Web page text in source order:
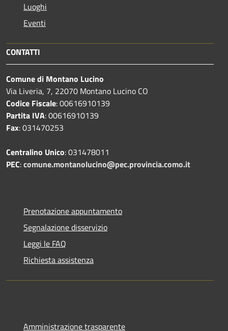
Luoghi
Eventi
CONTATTI
Comune di Montano Lucino
Via Liveria, 7, 22070 Montano Lucino CO
Codice Fiscale: 00616910139
Partita IVA: 00616910139
Fax: 031470253
Centralino Unico: 031478011
PEC:comune.montanolucino@pec.provincia.como.it
Prenotazione appuntamento
Segnalazione disservizio
Leggi le FAQ
Richiesta assistenza
Amministrazione trasparente